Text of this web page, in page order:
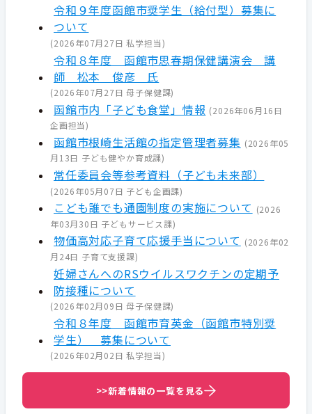
令和９年度函館市奨学生（給付型）募集に
ついて
(2026年07月27日 私学担当)
令和８年度 函館市思春期保健講演会 講
師 松本 俊彦 氏
(2026年07月27日 母子保健課)
函館市内「子ども食堂」情報 (2026年06月16日
企画担当)
函館市根崎生活館の指定管理者募集 (2026年05
月13日 子ども健やか育成課)
常任委員会等参考資料（子ども未来部）
(2026年05月07日 子ども企画課)
こども誰でも通園制度の実施について (2026
年03月30日 子どもサービス課)
物価高対応子育て応援手当について (2026年02
月24日 子育て支援課)
妊婦さんへのRSウイルスワクチンの定期予
防接種について
(2026年02月09日 母子保健課)
令和８年度 函館市育英金（函館市特別奨
学生） 募集について
(2026年02月02日 私学担当)
>>新着情報の一覧を見る